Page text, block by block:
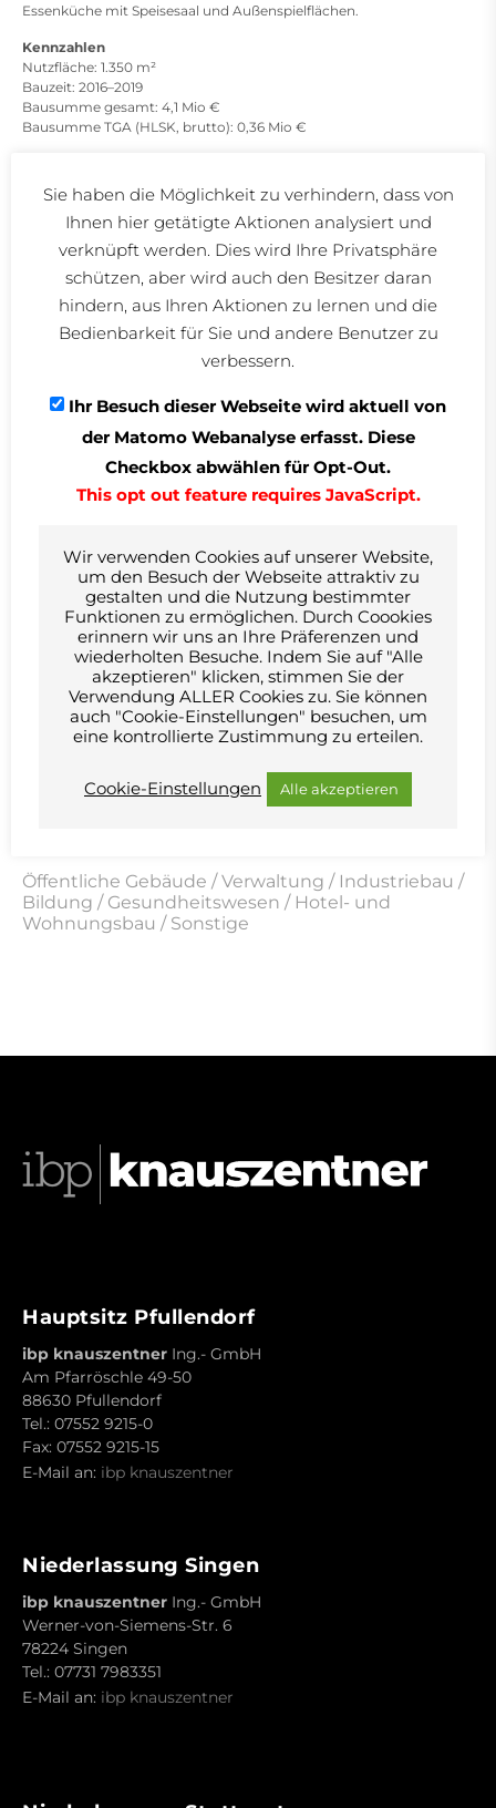
Essenküche mit Speisesaal und Außenspielflächen.
Kennzahlen
Nutzfläche: 1.350 m²
Bauzeit: 2016–2019
Bausumme gesamt: 4,1 Mio €
Bausumme TGA (HLSK, brutto): 0,36 Mio €
LP 1-9
Kurzbeschreibung
Wärmeerzeugung erfolgt mittels Fernwärme.
Kontrollierte Be- und Entlüftung mit Wärmerückgewinnung.
Bauherr
79725 Laufenburg
Herr Bügermeister Krieger
Tel. 07763.806 0
Ernesto Preiser Freier Architekt
Tel. 07741.808212
Bildrechte © Ernesto Preiser
Öffentliche Gebäude / Verwaltung / Industriebau /
Bildung / Gesundheitswesen / Hotel- und
Wohnungsbau / Sonstige
Hauptsitz Pfullendorf
ibp knauszentner Ing.- GmbH
Am Pfarröschle 49-50
88630 Pfullendorf
Tel.: 07552 9215-0
Fax: 07552 9215-15
E-Mail an: ibp knauszentner
Niederlassung Singen
ibp knauszentner Ing.- GmbH
Werner-von-Siemens-Str. 6
78224 Singen
Tel.: 07731 7983351
E-Mail an: ibp knauszentner
Sie haben die Möglichkeit zu verhindern, dass von
Ihnen hier getätigte Aktionen analysiert und
verknüpft werden. Dies wird Ihre Privatsphäre
schützen, aber wird auch den Besitzer daran
hindern, aus Ihren Aktionen zu lernen und die
Bedienbarkeit für Sie und andere Benutzer zu
verbessern.
Ihr Besuch dieser Webseite wird aktuell von
der Matomo Webanalyse erfasst. Diese
Checkbox abwählen für Opt-Out.
This opt out feature requires JavaScript.
Wir verwenden Cookies auf unserer Website,
um den Besuch der Webseite attraktiv zu
gestalten und die Nutzung bestimmter
Funktionen zu ermöglichen. Durch Coookies
erinnern wir uns an Ihre Präferenzen und
wiederholten Besuche. Indem Sie auf "Alle
akzeptieren" klicken, stimmen Sie der
Verwendung ALLER Cookies zu. Sie können
auch "Cookie-Einstellungen" besuchen, um
eine kontrollierte Zustimmung zu erteilen.
Cookie-Einstellungen Alle akzeptieren